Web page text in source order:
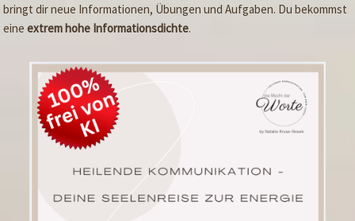
bringt dir neue Informationen, Übungen und Aufgaben. Du bekommst
eineextrem hohe Informationsdichte.